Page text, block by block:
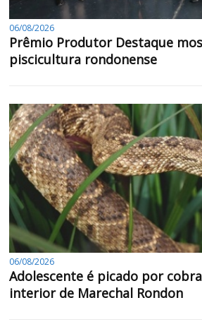
06/08/2026
Prêmio Produtor Destaque
piscicultura rondonense
06/08/2026
Adolescente é picado por
interior de Marechal Rondon